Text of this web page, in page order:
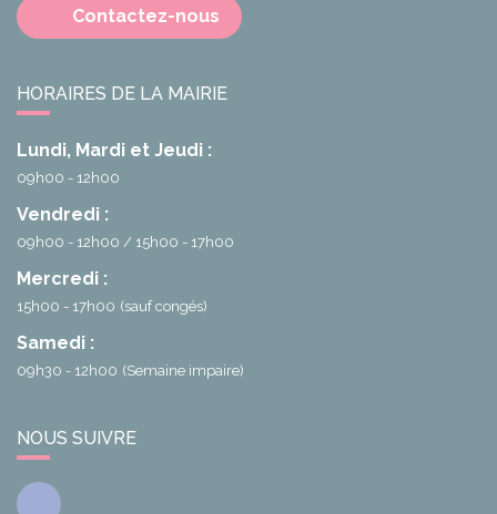
Contactez-nous
HORAIRES DE LA MAIRIE
Lundi, Mardi et Jeudi :
09h00 - 12h00
Vendredi :
09h00 - 12h00 15h00 - 17h00
Mercredi :
15h00 - 17h00 (sauf congés)
Samedi :
09h30 - 12h00 (Semaine impaire)
NOUS SUIVRE